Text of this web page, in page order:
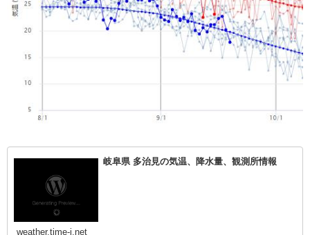
岐阜県 多治見の気温、降水量、観測所情報
weather.time-j.net